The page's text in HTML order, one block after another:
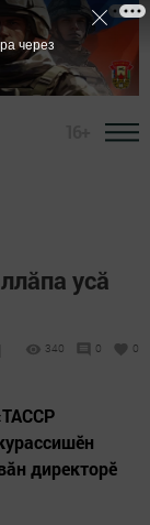
усă
340 0 0
директорӗ
через